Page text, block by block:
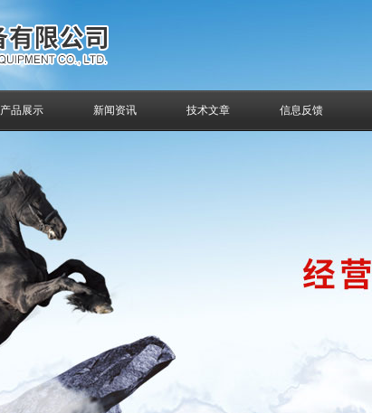
产品展示 新闻资讯 技术文章 信息反馈